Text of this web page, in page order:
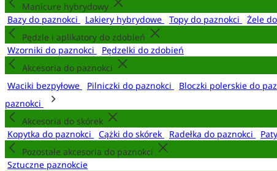
Manicure hybrydowy
Bazy do paznokci
Lakiery hybrydowe Topy do paznokci Żele
Pędzle i aplikatory do zdobień
Wzorniki do paznokci
Pędzelki do zdobień
Akcesoria do paznokci
Waciki bezpyłowe
Pilniczki do paznokci Bloczki polerskie do
paznokci
Akcesoria do skórek
Kopytka do paznokci
Cążki do skórek Radełka do paznokci
Pozostałe akcesoria do paznokci
Sztuczne paznokcie